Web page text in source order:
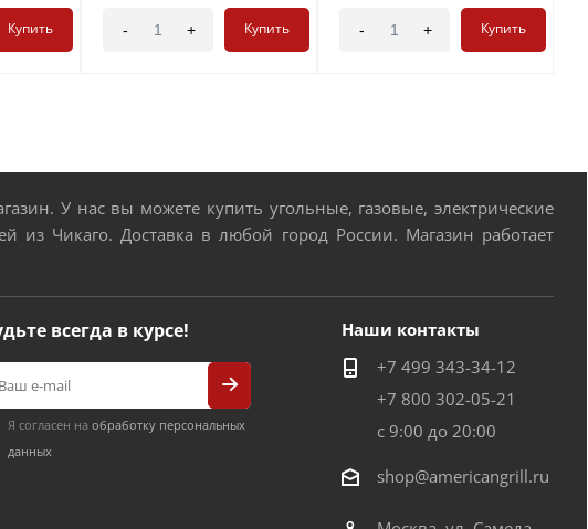
Купить - + Купить - + Купить
У нас вы можете купить угольные, газовые, электрические
из Чикаго. Доставка в любой город России. Магазин работает
всегда в курсе!
Я согласен на обработку персональных
данных
Наши контакты
+7 499 343-34-12
+7 800 302-05-21
с 9:00 до 20:00
shop@americangrill.ru